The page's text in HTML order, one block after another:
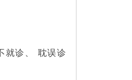
就诊、 耽误诊